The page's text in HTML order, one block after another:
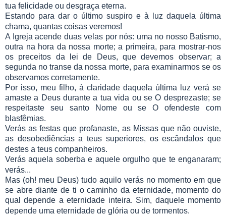
tua felicidade ou desgraça eterna.
Estando para dar o último suspiro e à luz daquela última
chama, quantas coisas veremos!
A Igreja acende duas velas por nós: uma no nosso Batismo,
outra na hora da nossa morte; a primeira, para mostrar-nos
os preceitos da lei de Deus, que devemos observar; a
segunda no transe da nossa morte, para examinarmos se os
observamos corretamente.
Por isso, meu filho, à claridade daquela última luz verá se
amaste a Deus durante a tua vida ou se O desprezaste; se
respeitaste seu santo Nome ou se O ofendeste com
blasfêmias.
Verás as festas que profanaste, as Missas que não ouviste,
as desobediências a teus superiores, os escândalos que
destes a teus companheiros.
Verás aquela soberba e aquele orgulho que te enganaram;
verás...
Mas (oh! meu Deus) tudo aquilo verás no momento em que
se abre diante de ti o caminho da eternidade, momento do
qual depende a eternidade inteira. Sim, daquele momento
depende uma eternidade de glória ou de tormentos.